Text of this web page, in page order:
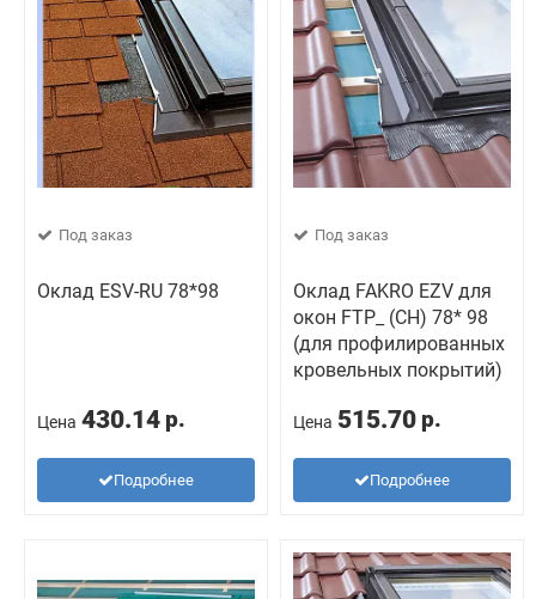
Под заказ
Оклад ESV-RU 78*98
Цена 430.14 р.
Подробнее
Под заказ
Оклад FAKRO EZV для
окон FTP_ (CH) 78* 98
(для профилированных
кровельных покрытий)
Цена 515.70 р.
Подробнее